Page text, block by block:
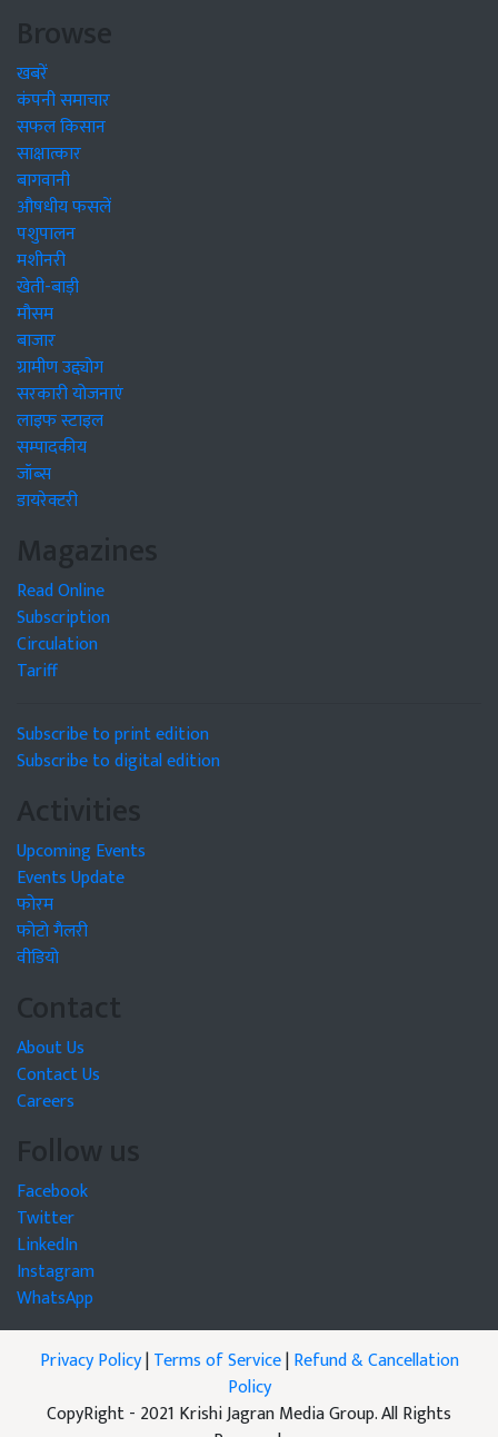
Browse
खबरें
कंपनी समाचार
सफल किसान
साक्षात्कार
बागवानी
औषधीय फसलें
पशुपालन
मशीनरी
खेती-बाड़ी
मौसम
बाजार
ग्रामीण उद्द्योग
सरकारी योजनाएं
लाइफ स्टाइल
सम्पादकीय
जॉब्स
डायरेक्टरी
Magazines
Read Online
Subscription
Circulation
Tariff
Subscribe to print edition
Subscribe to digital edition
Activities
Upcoming Events
Events Update
फोरम
फोटो गैलरी
वीडियो
Contact
About Us
Contact Us
Careers
Follow us
Facebook
Twitter
LinkedIn
Instagram
WhatsApp
Privacy Policy|Terms of Service|Refund & Cancellation
Policy
CopyRight - 2021 Krishi Jagran Media Group. All Rights